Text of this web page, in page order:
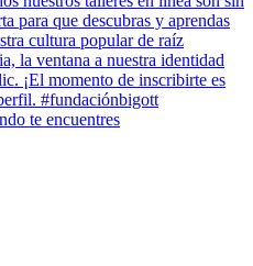
te encuentres